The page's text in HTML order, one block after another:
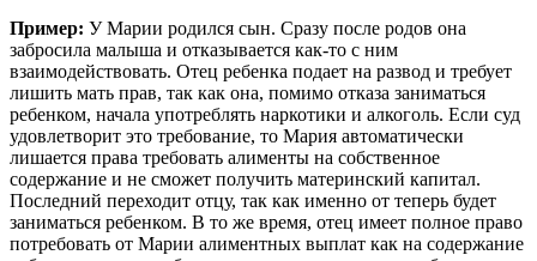
Пример: У Марии родился сын. Сразу после родов она
забросила малыша и отказывается как-то с ним
взаимодействовать. Отец ребенка подает на развод и требует
лишить мать прав, так как она, помимо отказа заниматься
ребенком, начала употреблять наркотики и алкоголь. Если суд
удовлетворит это требование, то Мария автоматически
лишается права требовать алименты на собственное
содержание и не сможет получить материнский капитал.
Последний переходит отцу, так как именно от теперь будет
заниматься ребенком. В то же время, отец имеет полное право
потребовать от Марии алиментных выплат как на содержание